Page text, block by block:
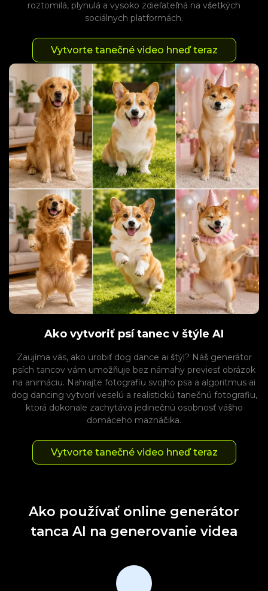
roztomilá, plynulá a vysoko zdieľateľná na všetkých
sociálnych platformách.
Vytvorte tanečné video hneď teraz
Ako vytvoriť psí tanec v štýle AI
Zaujíma vás, ako urobiť dog dance ai štýl? Náš generátor
psích tancov vám umožňuje bez námahy previesť obrázok
na animáciu. Nahrajte fotografiu svojho psa a algoritmus ai
dog dancing vytvorí veselú a realistickú tanečnú fotografiu,
ktorá dokonale zachytáva jedinečnú osobnosť vášho
domáceho maznáčika.
Vytvorte tanečné video hneď teraz
Ako používať online generátor
tanca AI na generovanie videa